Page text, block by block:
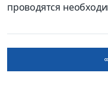
проводятся